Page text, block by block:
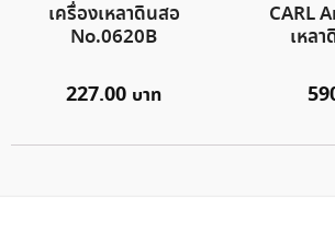
เครื่องเหลาดินสอ
No.0620B
227.00
CARL
เหล